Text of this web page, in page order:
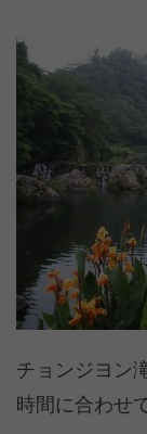
チョンジヨン
時間に合わせ